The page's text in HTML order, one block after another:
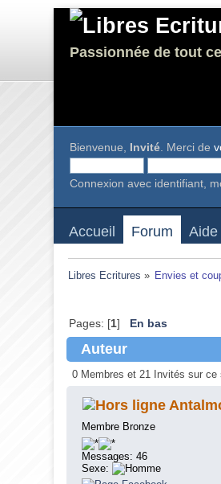
Passionnée de tout
Bienvenue, Invité. Merci de
Connexion avec identifiant,
Accueil Forum Aide
Libres Ecritures » Envies et
Pages: [1] En bas
Auteur
0 Membres et 21 Invités sur ce
Membre Bronze
Messages: 46
Sexe: